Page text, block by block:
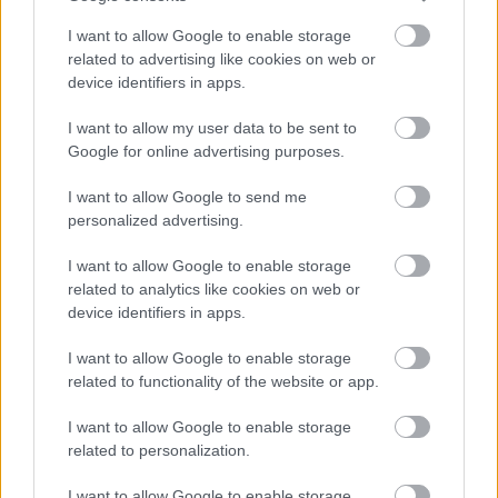
I want to allow Google to enable storage
related to advertising like cookies on web or
device identifiers in apps.
I want to allow my user data to be sent to
Google for online advertising purposes.
I want to allow Google to send me
personalized advertising.
I want to allow Google to enable storage
related to analytics like cookies on web or
device identifiers in apps.
I want to allow Google to enable storage
related to functionality of the website or app.
I want to allow Google to enable storage
related to personalization.
Beton.Hofi gondoskodott róla, hogy
felejthetetlen legyen az Ápoló